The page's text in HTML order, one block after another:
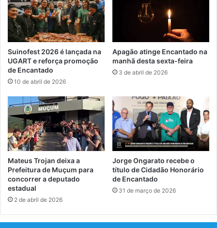
Suinofest 2026 é lançada na
UGART e reforça promoção
de Encantado
10 de abril de 2026
Apagão atinge Encantado na
manhã desta sexta-feira
3 de abril de 2026
Mateus Trojan deixa a
Prefeitura de Muçum para
concorrer a deputado
estadual
2 de abril de 2026
Jorge Ongarato recebe o
título de Cidadão Honorário
de Encantado
31 de março de 2026